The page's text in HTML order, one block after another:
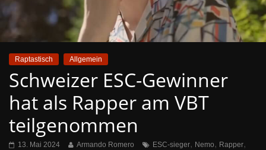
Raptastisch Allgemein
Schweizer ESC-Gewinner
hat als Rapper am VBT
teilgenommen
13. Mai 2024 Armando Romero ESC-sieger, Nemo, Rapper,